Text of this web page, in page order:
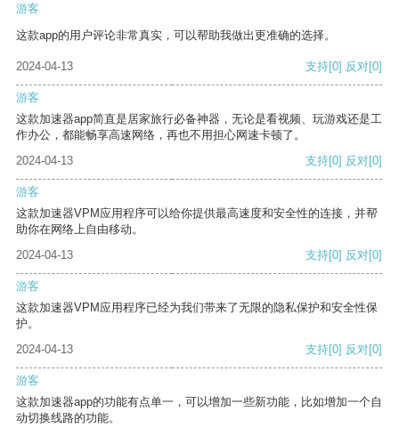
游客
这款app的用户评论非常真实，可以帮助我做出更准确的选择。
2024-04-13 支持[0] 反对[0]
游客
这款加速器app简直是居家旅行必备神器，无论是看视频、玩游戏还是工
作办公，都能畅享高速网络，再也不用担心网速卡顿了。
2024-04-13
支持[0] 反对[0]
游客
这款加速器VPM应用程序可以给你提供最高速度和安全性的连接，并帮
助你在网络上自由移动。
2024-04-13
支持[0] 反对[0]
游客
这款加速器VPM应用程序已经为我们带来了无限的隐私保护和安全性保
护。
2024-04-13
支持[0] 反对[0]
游客
这款加速器app的功能有点单一，可以增加一些新功能，比如增加一个自
动切换线路的功能。